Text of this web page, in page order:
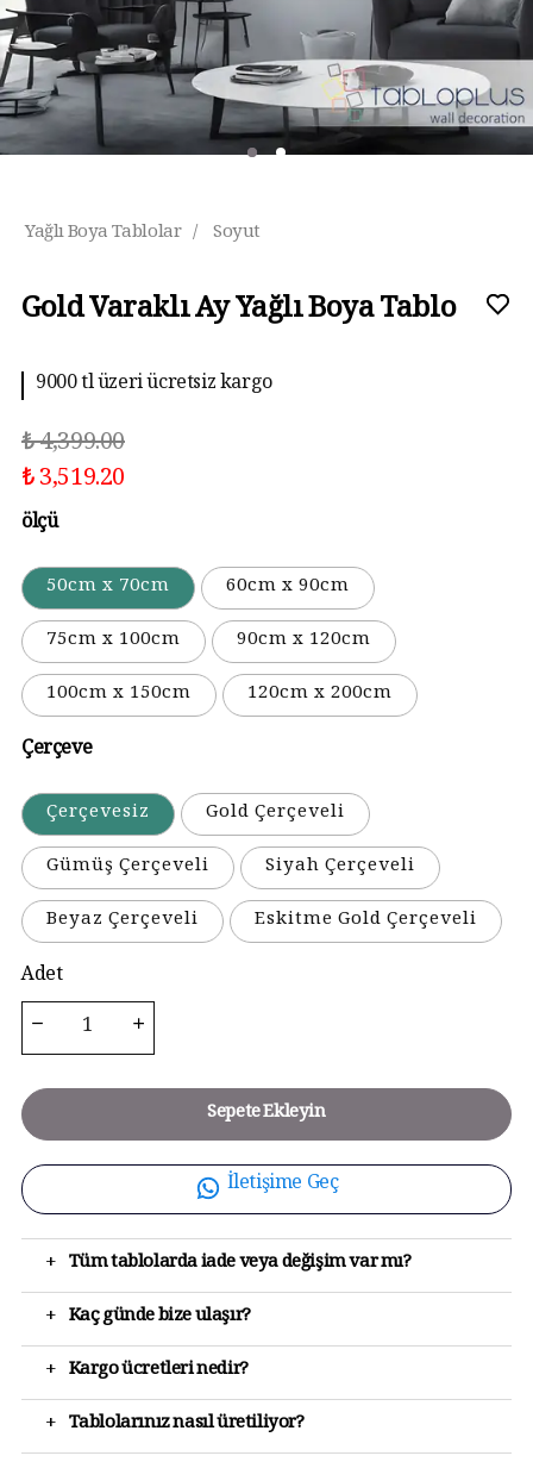
Yağlı Boya Tablolar / Soyut
Gold Varaklı Ay Yağlı Boya Tablo
10 aya kadar taksit imkanı
₺ 4,399.00
₺ 3,519.20
ölçü
50cm x 70cm
60cm x 90cm
75cm x 100cm
90cm x 120cm
100cm x 150cm
120cm x 200cm
Çerçeve
Çerçevesiz
Gold Çerçeveli
Gümüş Çerçeveli
Siyah Çerçeveli
Beyaz Çerçeveli
Eskitme Gold Çerçeveli
Adet
Sepete Ekleyin
İletişime Geç
+ Tüm tablolarda iade veya değişim var mı?
+ Kaç günde bize ulaşır?
+ Kargo ücretleri nedir?
+ Tablolarınız nasıl üretiliyor?